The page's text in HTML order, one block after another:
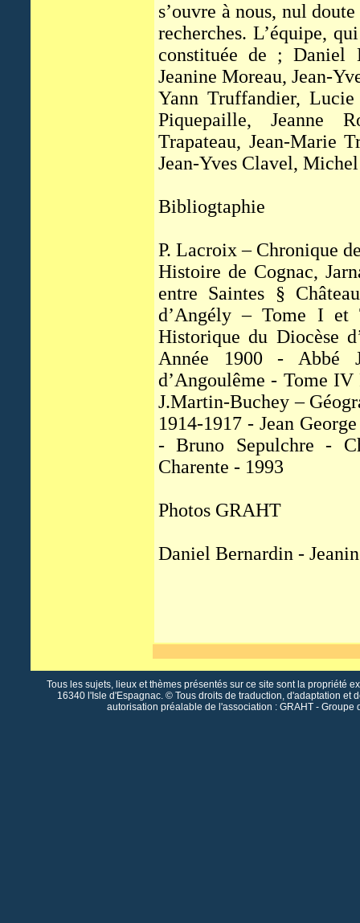
s’ouvre à nous, nul
recherches. L’équipe,
constituée de ; Daniel
Jeanine Moreau, Jean-
Yann Truffandier,
Piquepaille, Jeanne
Trapateau, Jean-Marie
Jean-Yves Clavel,
Bibliogtaphie
P. Lacroix – Chronique
Histoire de Cognac,
entre Saintes §
d’Angély – Tome I
Historique du Diocèse
Année 1900 - Abbé
d’Angoulême - Tome IV
J.Martin-Buchey –
1914-1917 - Jean
- Bruno Sepulchre -
Charente - 1993
Photos GRAHT
Daniel Bernardin -
Tous les sujets, lieux et thèmes présentés sur ce site sont la propriété
16340 l'Isle d'Espagnac. © Tous droits de traduction, d'adaptation et
autorisation préalable de l'association : GRAHT -